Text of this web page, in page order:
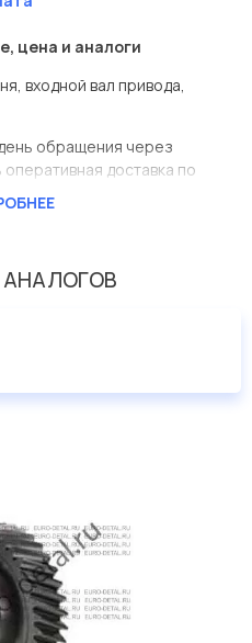
цена и аналоги
входной вал привода,
обращения через
доставка по
номерами, убедитесь сами.
ассортименте.
колодки тормозные
TRUCKTEC.